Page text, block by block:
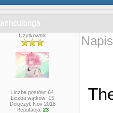
anhculonga
Użytkownik
Liczba postów: 64
Liczba wątków: 15
Dołączył: Nov 2018
Reputacja: 23